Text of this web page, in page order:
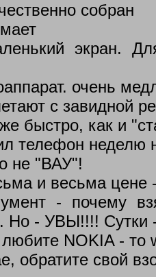
собран
экран.
очень
с завидной
быстро, как и
телефон неделю
не "ВАУ"!
и весьма цене
- почему
Но - УВЫ!!!! Сутки
NOKIA - то
обратите свой